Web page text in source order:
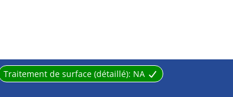
Traitement de surface (détaillé): NA